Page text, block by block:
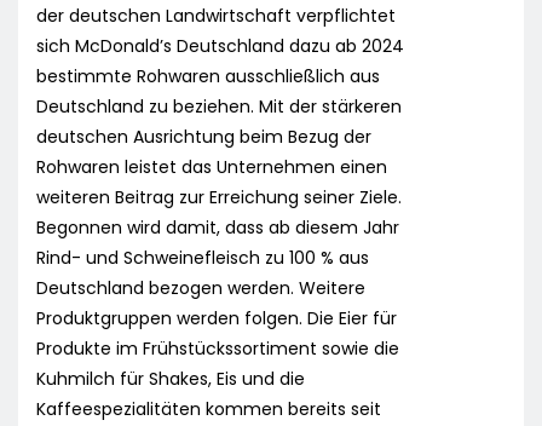
der deutschen Landwirtschaft verpflichtet
sich McDonald’s Deutschland dazu ab 2024
bestimmte Rohwaren ausschließlich aus
Deutschland zu beziehen. Mit der stärkeren
deutschen Ausrichtung beim Bezug der
Rohwaren leistet das Unternehmen einen
weiteren Beitrag zur Erreichung seiner Ziele.
Begonnen wird damit, dass ab diesem Jahr
Rind- und Schweinefleisch zu 100 % aus
Deutschland bezogen werden. Weitere
Produktgruppen werden folgen. Die Eier für
Produkte im Frühstückssortiment sowie die
Kuhmilch für Shakes, Eis und die
Kaffeespezialitäten kommen bereits seit